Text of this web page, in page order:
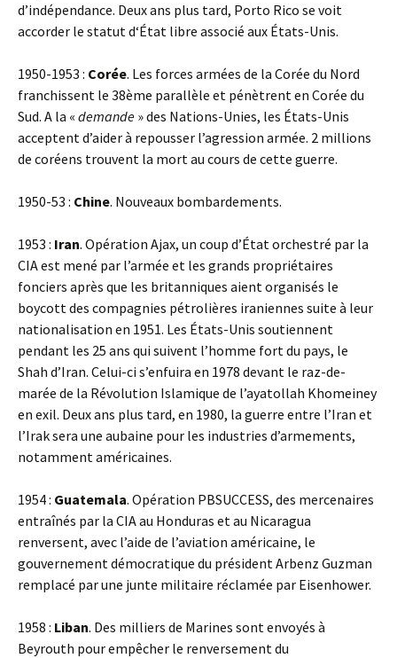
d’indépendance. Deux ans plus tard, Porto Rico se voit
accorder le statut d‘État libre associé aux États-Unis.
1950-1953 : Corée. Les forces armées de la Corée du Nord
franchissent le 38ème parallèle et pénètrent en Corée du
Sud. A la « demande » des Nations-Unies, les États-Unis
acceptent d’aider à repousser l’agression armée. 2 millions
de coréens trouvent la mort au cours de cette guerre.
1950-53 : Chine. Nouveaux bombardements.
1953 : Iran. Opération Ajax, un coup d’État orchestré par la
CIA est mené par l’armée et les grands propriétaires
fonciers après que les britanniques aient organisés le
boycott des compagnies pétrolières iraniennes suite à leur
nationalisation en 1951. Les États-Unis soutiennent
pendant les 25 ans qui suivent l’homme fort du pays, le
Shah d’Iran. Celui-ci s’enfuira en 1978 devant le raz-de-
marée de la Révolution Islamique de l’ayatollah Khomeiney
en exil. Deux ans plus tard, en 1980, la guerre entre l’Iran et
l’Irak sera une aubaine pour les industries d’armements,
notamment américaines.
1954 : Guatemala. Opération PBSUCCESS, des mercenaires
entraînés par la CIA au Honduras et au Nicaragua
renversent, avec l’aide de l’aviation américaine, le
gouvernement démocratique du président Arbenz Guzman
remplacé par une junte militaire réclamée par Eisenhower.
1958 : Liban. Des milliers de Marines sont envoyés à
Beyrouth pour empêcher le renversement du